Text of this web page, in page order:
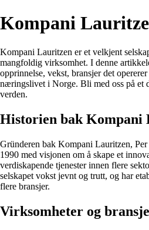
Kompani
Kompani Lauritzen er et velkjent
mangfoldig virksomhet. I denne
opprinnelse, vekst, bransjer det
næringslivet i Norge. Bli med oss på
verden.
Historien bak Kompani
Gründeren bak Kompani Lauritzen,
1990 med visjonen om å skape et
verdiskapende tjenester innen flere
selskapet vokst jevnt og trutt, og har
flere bransjer.
Virksomheter og